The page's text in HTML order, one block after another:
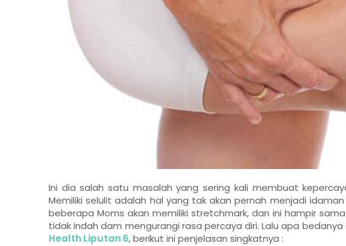
Ini dia salah satu masalah yang sering kali membuat
Memiliki selulit adalah hal yang tak akan pernah menjadi
beberapa Moms akan memiliki stretchmark, dan ini hampir
tidak indah dam mengurangi rasa percaya diri. Lalu apa
Health Liputan 6, berikut ini penjelasan singkatnya :